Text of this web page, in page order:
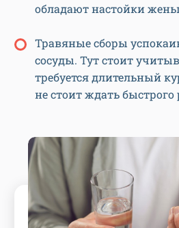
обладают настойки
Травяные сборы
сосуды. Тут стоит
требуется длительный
не стоит ждать быстрого